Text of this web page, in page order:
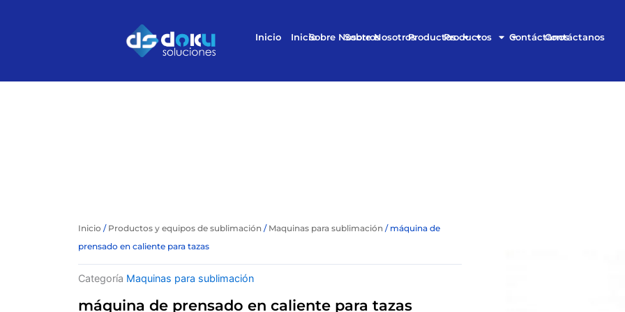
Inicio Sobre Nosotros Productos Contáctanos
Inicio Sobre Nosotros Productos Contáctanos
Inicio / Productos y equipos de sublimación / Maquinas para sublimación / máquina de
prensado en caliente para tazas
Categoría Maquinas para sublimación
máquina de prensado en caliente para tazas